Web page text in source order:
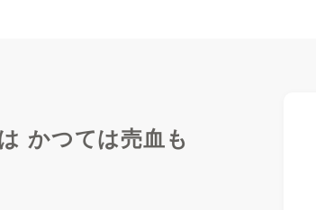
かつては売血も